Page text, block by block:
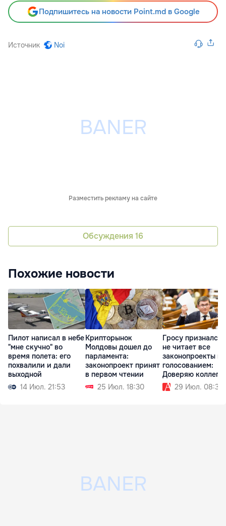
Подпишитесь на новости Point.md в Google
Источник Noi
Разместить рекламу на сайте
Обсуждения 16
Похожие новости
Пилот написал в небе
"мне скучно" во
время полета: его
похвалили и дали
выходной
14 Июл. 21:53
Крипторынок
Молдовы дошел до
парламента:
законопроект принят
в первом чтении
25 Июл. 18:30
Гросу признался,
не читает все
законопроекты
голосованием:
Доверяю
29 Июл. 08:30